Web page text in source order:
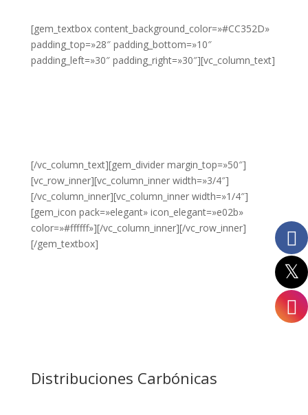
33cl
35cl
500ml
75cl
8L
Miniservice
[gem_textbox content_background_color=»#CC352D»
padding_top=»28″ padding_bottom=»10″
padding_left=»30″ padding_right=»30″][vc_column_text]
[/vc_column_text][gem_divider margin_top=»50″]
[vc_row_inner][vc_column_inner width=»3/4″]
[/vc_column_inner][vc_column_inner width=»1/4″]
[gem_icon pack=»elegant» icon_elegant=»e02b»
color=»#ffffff»][/vc_column_inner][/vc_row_inner]
[/gem_textbox]
Distribuciones Carbónicas